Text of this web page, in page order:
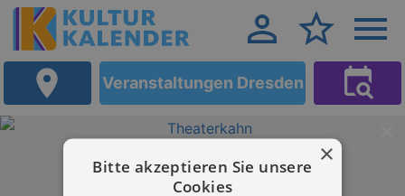
Veranstaltungen Dresden
×
Bitte akzeptieren Sie unsere
Cookies